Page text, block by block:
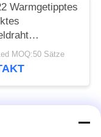
Warmgetipptes
Rasierer
MOQ:50 Sätze
Alle